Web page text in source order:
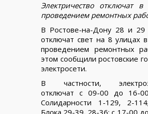
Электричество отключат в
проведением ремонтных
В Ростове-на-Дону 28 и 29
отключат свет на 8 улицах
проведением ремонтных
этом сообщили ростовские
электросети.
В частности,
отключат с 09-00 дo 16-
Солидарности 1-129, 2-
Блока 29-39, 28-36; с 17-00